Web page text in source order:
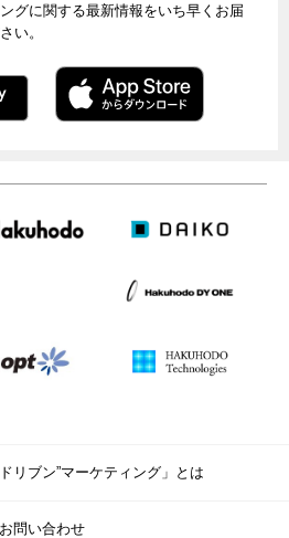
グに関する最新情報をいち早くお届
い。
リブン”マーケティング」とは
お問い合わせ